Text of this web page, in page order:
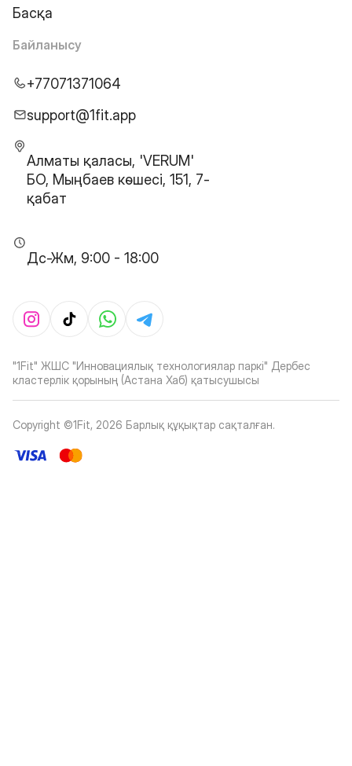
Басқа
Байланысу
+77071371064
support@1fit.app
Алматы қаласы, 'VERUM'
БО, Мыңбаев көшесі, 151, 7-
қабат
Дс-Жм, 9:00 - 18:00
"1Fit" ЖШС "Инновациялық технологиялар паркі" Дербес
кластерлік қорының (Астана Хаб) қатысушысы
Copyright ©1Fit, 2026 Барлық құқықтар сақталған.